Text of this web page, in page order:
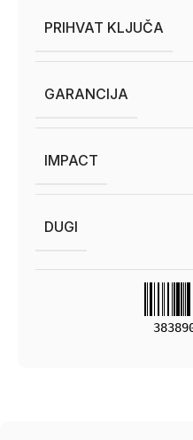
PRIHVAT KLJUČA
GARANCIJA
IMPACT
DUGI